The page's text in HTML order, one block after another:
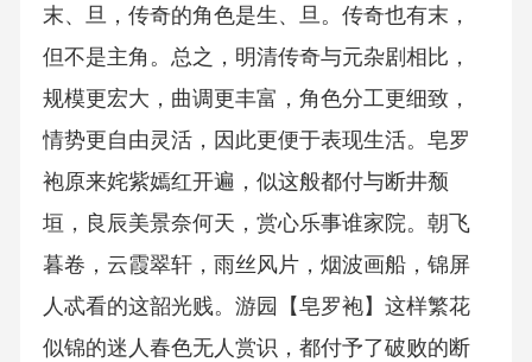
末、旦，传奇的角色是生、旦。传奇也有末，
但不是主角。总之，明清传奇与元杂剧相比，
规模更宏大，曲调更丰富，角色分工更细致，
情势更自由灵活，因此更便于表现生活。皂罗
袍原来姹紫嫣红开遍，似这般都付与断井颓
垣，良辰美景奈何天，赏心乐事谁家院。朝飞
暮卷，云霞翠轩，雨丝风片，烟波画船，锦屏
人忒看的这韶光贱。游园【皂罗袍】这样繁花
似锦的迷人春色无人赏识，都付予了破败的断